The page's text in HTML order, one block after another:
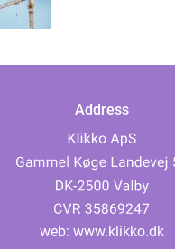
Address
web: www.klikko.dk